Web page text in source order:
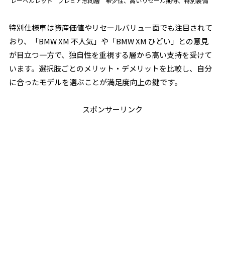
特別仕様車は資産価値やリセールバリュー面でも注目されて
おり、「BMW XM 不人気」や「BMW XM ひどい」との意見
が目立つ一方で、独自性を重視する層から高い支持を受けて
います。選択肢ごとのメリット・デメリットを比較し、自分
に合ったモデルを選ぶことが満足度向上の鍵です。
スポンサーリンク